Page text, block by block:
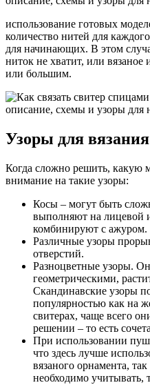
использование готовых
количество нитей для
для начинающих. В этом
ниток не хватит, или вязаное
или большим.
Узоры для
Когда сложно решить, какую
внимание на такие узоры:
Косы – могут быть
выполняют на лицевой
комбинируют с ажуром.
Различные узоры
отверстий.
Разноцветные узоры.
геометрическими,
Скандинавские узоры
популярностью как на
свитерах, чаще всего
решении – то есть
При использовании
что здесь лучше
вязаного орнамента,
необходимо учитывать,